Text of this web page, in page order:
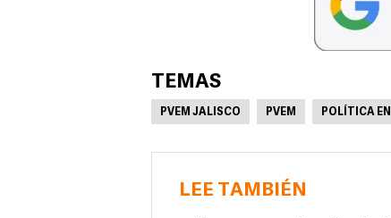
TEMAS
PVEM JALISCO PVEM POLÍTICA
LEE TAMBIÉN